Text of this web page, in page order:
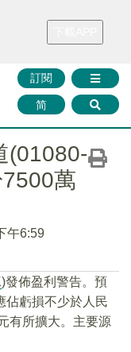
財華證券 媒體矩陣
訂閱
简
(01080-
萬
午6:59
)發佈盈利警告。預
佔虧損不少於人民
有所擴大。主要源